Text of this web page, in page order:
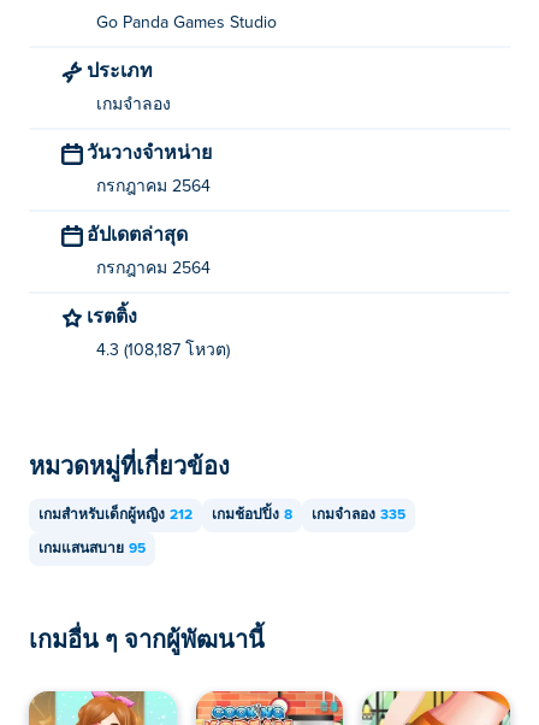
Go Panda Games Studio
ประเภท
เกมจำลอง
วันวางจำหน่าย
กรกฎาคม 2564
อัปเดตล่าสุด
กรกฎาคม 2564
เรตติ้ง
4.3 (108,187 โหวต)
หมวดหมู่ที่เกี่ยวข้อง
เกมสำหรับเด็กผู้หญิง 212 เกมช้อปปิ้ง 8 เกมจำลอง 335
เกมแสนสบาย 95
เกมอื่น ๆ จากผู้พัฒนานี้